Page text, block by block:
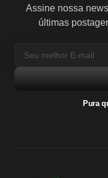
Assine nossa
últimas
Pura